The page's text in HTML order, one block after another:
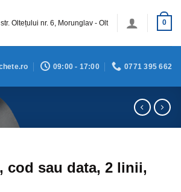
Oltețului nr. 6, Morunglav - Olt 0
09:00 - 17:00 0771 395 662
cod sau data, 2 linii,